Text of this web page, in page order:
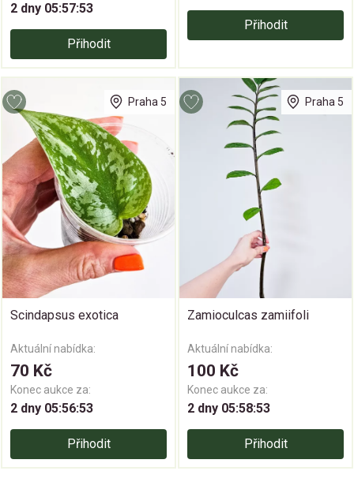
2 dny 05:57:52
Přihodit
Přihodit
Praha 5
Scindapsus exotica
Aktuální nabídka:
70 Kč
Konec aukce za:
2 dny 05:56:52
Přihodit
Praha 5
Zamioculcas zamiifoli
Aktuální nabídka:
100 Kč
Konec aukce za:
2 dny 05:58:52
Přihodit